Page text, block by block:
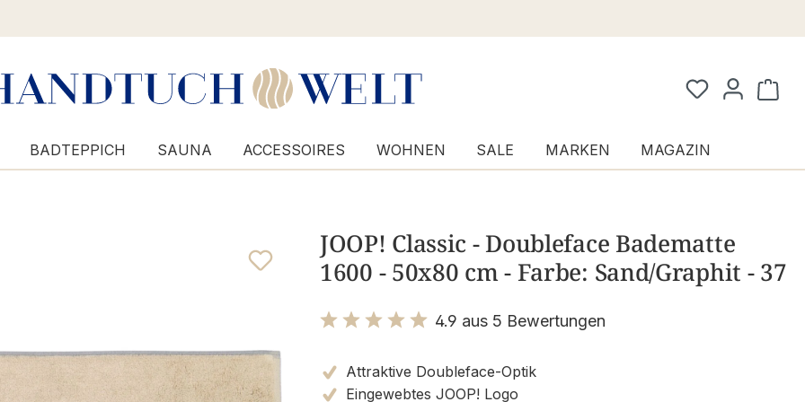
BADTEPPICH SAUNA ACCESSOIRES WOHNEN SALE MARKEN MAGAZIN
JOOP! Classic - Doubleface Badematte
1600 - 50x80 cm - Farbe: Sand/Graphit - 37
4.9 aus 5 Bewertungen
Attraktive Doubleface-Optik
Eingewebtes JOOP! Logo